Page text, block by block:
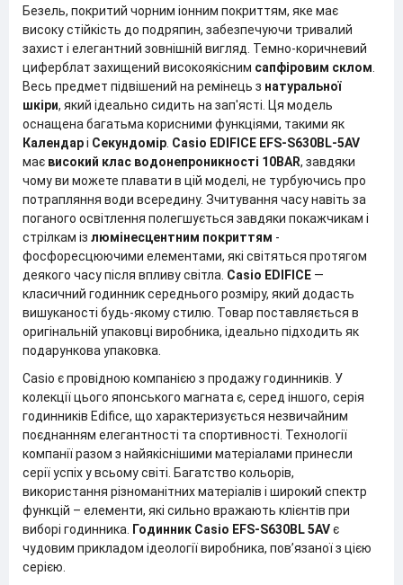
Безель, покритий чорним іонним покриттям, яке має
високу стійкість до подряпин, забезпечуючи тривалий
захист і елегантний зовнішній вигляд. Темно-коричневий
циферблат захищений високоякісним сапфіровим склом
Весь предмет підвішений на ремінець з натуральної
шкіри, який ідеально сидить на зап'ясті. Ця модель
оснащена багатьма корисними функціями, такими як
Календарі Секундомір Casio EDIFICE EFS-S630BL-5AV
має високий клас водонепроникності 10BAR, завдяки
чому ви можете плавати в цій моделі, не турбуючись про
потрапляння води всередину. Зчитування часу навіть за
поганого освітлення полегшується завдяки покажчикам і
стрілкам із люмінесцентним покриттям -
фосфоресцюючими елементами, які світяться протягом
деякого часу після впливу світла. Casio EDIFICE —
класичний годинник середнього розміру, який додасть
вишуканості будь-якому стилю. Товар поставляється в
оригінальній упаковці виробника, ідеально підходить як
подарункова упаковка.
Casio є провідною компанією з продажу годинників. У
колекції цього японського магната є, серед іншого, серія
годинників Edifice, що характеризується незвичайним
поєднанням елегантності та спортивності. Технології
компанії разом з найякіснішими матеріалами принесли
серії успіх у всьому світі. Багатство кольорів,
використання різноманітних матеріалів і широкий спектр
функцій – елементи, які сильно вражають клієнтів при
виборі годинника.
Годинник Casio EFS-S630BL 5AVє
чудовим прикладом ідеології виробника, пов’язаної з цією
серією.